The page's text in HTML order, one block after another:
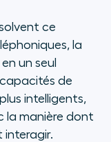
ce
la
un seul
de
intelligents,
la manière dont
interagir.